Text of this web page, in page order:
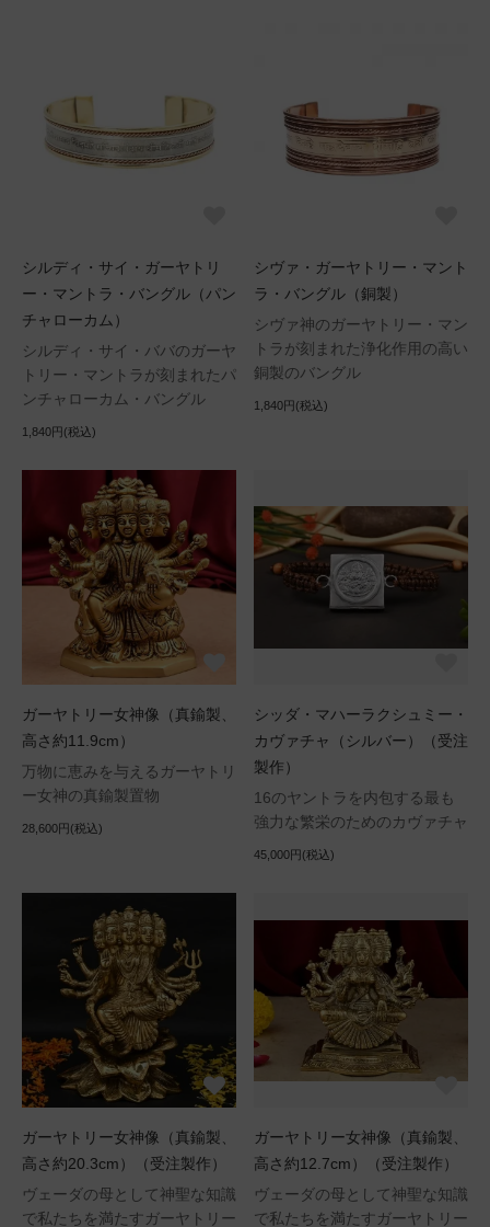
シルディ・サイ・ガーヤトリ
ー・マントラ・バングル（パン
チャローカム）
シルディ・サイ・ババのガーヤ
トリー・マントラが刻まれたパ
ンチャローカム・バングル
1,840円(税込)
シヴァ・ガーヤトリー・マント
ラ・バングル（銅製）
シヴァ神のガーヤトリー・マン
トラが刻まれた浄化作用の高い
銅製のバングル
1,840円(税込)
ガーヤトリー女神像（真鍮製、
高さ約11.9cm）
万物に恵みを与えるガーヤトリ
ー女神の真鍮製置物
28,600円(税込)
シッダ・マハーラクシュミー・
カヴァチャ（シルバー）（受注
製作）
16のヤントラを内包する最も
強力な繁栄のためのカヴァチャ
45,000円(税込)
ガーヤトリー女神像（真鍮製、
高さ約20.3cm）（受注製作）
ヴェーダの母として神聖な知識
で私たちを満たすガーヤトリー
ガーヤトリー女神像（真鍮製、
高さ約12.7cm）（受注製作）
ヴェーダの母として神聖な知識
で私たちを満たすガーヤトリー